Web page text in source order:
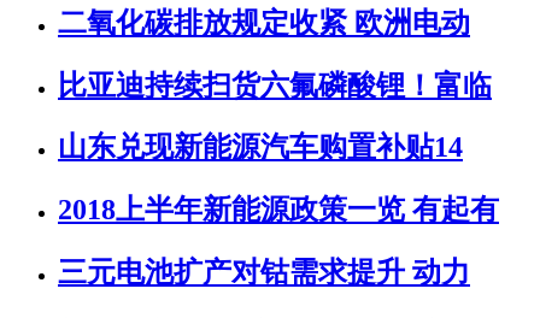
二氧化碳排放规定收紧 欧洲电动
比亚迪持续扫货六氟磷酸锂！富临
山东兑现新能源汽车购置补贴14
2018上半年新能源政策一览 有起有
三元电池扩产对钴需求提升 动力